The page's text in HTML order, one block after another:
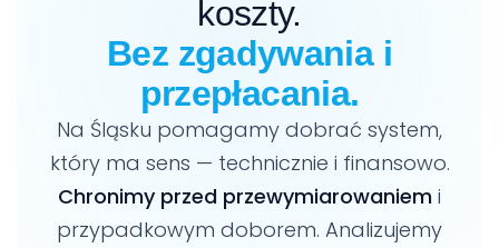
koszty.
Bez zgadywania i
przepłacania.
Na Śląsku pomagamy dobrać system,
który ma sens — technicznie i finansowo.
Chronimy przed przewymiarowaniem i
przypadkowym doborem. Analizujemy